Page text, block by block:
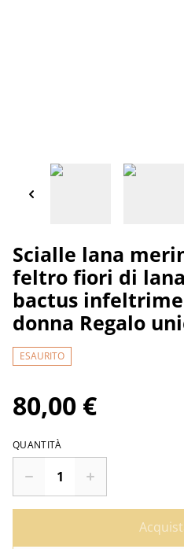
Scialle lana
feltro fiori di
bactus
donna Regalo
ESAURITO
80,00 €
QUANTITÀ